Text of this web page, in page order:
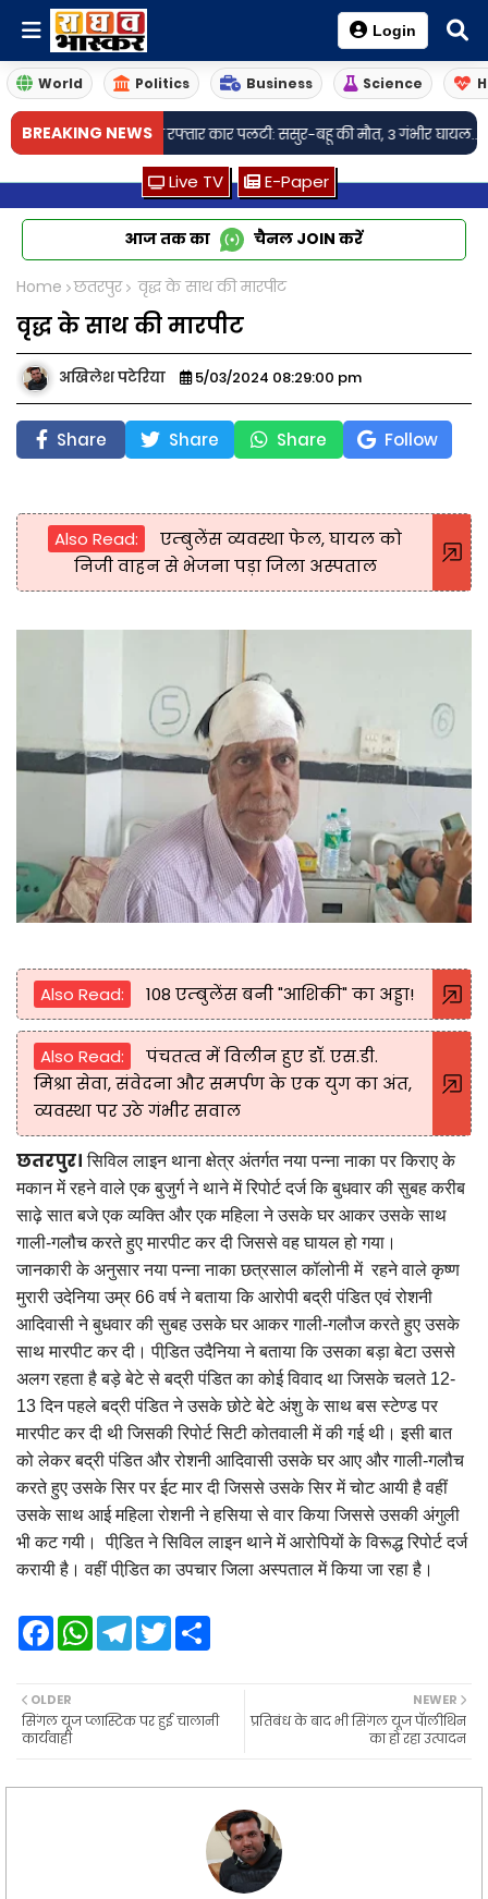
Login
World Politics Business Science
BREAKING NEWS
अंधे मोड़ पर तेज रफ्तार कार पलटी: ससुर-बहू की मौत, 3 गंभीर घायल..• छतरपुर के
Live TV E-Paper
आज तक का चैनल JOIN करें
Home छतरपुर वृद्ध के साथ की मारपीट
वृद्ध के साथ की मारपीट
अखिलेश पटेरिया 5/03/2024 08:29:00 pm
Share Share Share Follow
Also Read:
एम्बुलेंस व्यवस्था फेल, घायल को
निजी वाहन से भेजना पड़ा जिला अस्पताल
Also Read: 108 एम्बुलेंस बनी "आशिकी" का अड्डा!
Also Read:
पंचतत्व में विलीन हुए डॉ. एस.डी.
मिश्रा सेवा, संवेदना और समर्पण के एक युग का अंत,
व्यवस्था पर उठे गंभीर सवाल
छतरपुर। सिविल लाइन थाना क्षेत्र अंतर्गत नया पन्ना नाका पर किराए के
मकान में रहने वाले एक बुजुर्ग ने थाने में रिपोर्ट दर्ज कि बुधवार की सुबह करीब
साढ़े सात बजे एक व्यक्ति और एक महिला ने उसके घर आकर उसके साथ
गाली-गलौच करते हुए मारपीट कर दी जिससे वह घायल हो गया।
जानकारी के अनुसार नया पन्ना नाका छत्रसाल कॉलोनी में रहने वाले कृष्ण
मुरारी उदेनिया उम्र 66 वर्ष ने बताया कि आरोपी बद्री पंडित एवं रोशनी
आदिवासी ने बुधवार की सुबह उसके घर आकर गाली-गलौज करते हुए उसके
साथ मारपीट कर दी। पीडि़त उदैनिया ने बताया कि उसका बड़ा बेटा उससे
अलग रहता है बड़े बेटे से बद्री पंडित का कोई विवाद था जिसके चलते 12-
13 दिन पहले बद्री पंडित ने उसके छोटे बेटे अंशु के साथ बस स्टेण्ड पर
मारपीट कर दी थी जिसकी रिपोर्ट सिटी कोतवाली में की गई थी। इसी बात
को लेकर बद्री पंडित और रोशनी आदिवासी उसके घर आए और गाली-गलौच
करते हुए उसके सिर पर ईट मार दी जिससे उसके सिर में चोट आयी है वहीं
उसके साथ आई महिला रोशनी ने हसिया से वार किया जिससे उसकी अंगुली
भी कट गयी। पीडि़त ने सिविल लाइन थाने में आरोपियों के विरूद्ध रिपोर्ट दर्ज
करायी है। वहीं पीडि़त का उपचार जिला अस्पताल में किया जा रहा है।
F
a
b
o
o
k
W
A
p
T
e
r
a
T
w
e
r
NEWER
प्रतिबंध के बाद भी सिंगल यूज पॅालीथिन
का हो रहा उत्पादन
OLDER
सिंगल यूज प्लास्टिक पर हुई चालानी
कार्यवाही